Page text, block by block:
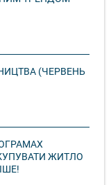
(ЧЕРВЕНЬ
ЖИТЛО